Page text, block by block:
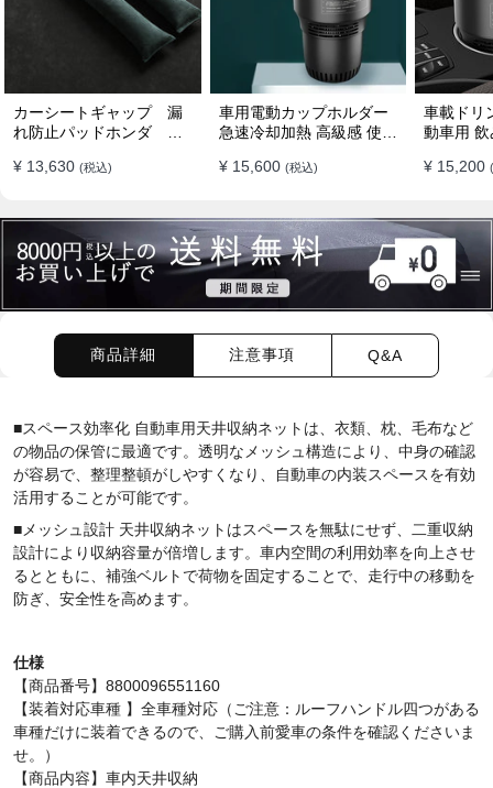
カーシートギャップ 漏
れ防止パッドホンダ シ
ション
¥ 13,630 (税込)
車用電動カップホルダー
急速冷却加熱 高級感 使い
¥ 15,600 (税込)
車載ドリ
動車用 飲
¥ 15,200
商品詳細 注意事項 Q&A
■スペース効率化 自動車用天井収納ネットは、衣類、枕、毛布など
の物品の保管に最適です。透明なメッシュ構造により、中身の確認
が容易で、整理整頓がしやすくなり、自動車の内装スペースを有効
活用することが可能です。
■メッシュ設計 天井収納ネットはスペースを無駄にせず、二重収納
設計により収納容量が倍増します。車内空間の利用効率を向上させ
るとともに、補強ベルトで荷物を固定することで、走行中の移動を
防ぎ、安全性を高めます。
仕様
【商品番号】8800096551160
【装着対応車種 】全車種対応（ご注意：ルーフハンドル四つがある
車種だけに装着できるので、ご購入前愛車の条件を確認くださいま
せ。）
【商品内容】車内天井収納